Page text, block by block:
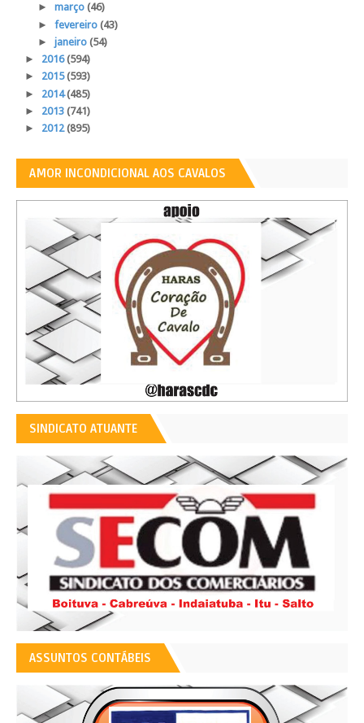
► março (46)
► fevereiro (43)
► janeiro (54)
► 2016(594)
► 2015(593)
► 2014(485)
► 2013 (741)
► 2012(895)
AMOR INCONDICIONAL AOS CAVALOS
SINDICATO ATUANTE
ASSUNTOS CONTÁBEIS